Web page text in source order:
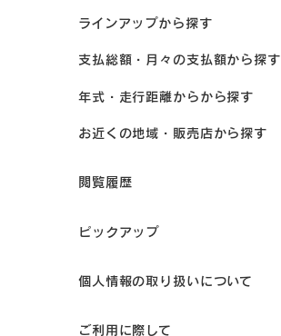
ラインアップから探す
支払総額・月々の支払額から探す
年式・走行距離からから探す
お近くの地域・販売店から探す
閲覧履歴
ピックアップ
個人情報の取り扱いについて
ご利用に際して